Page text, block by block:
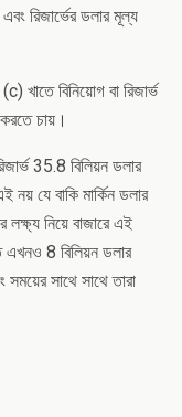
রিজার্ভের ডলার মূল্য
খাতে বিনিয়োগ বা রিজার্ভ
চায়।
35.8 বিলিয়ন ডলার
যে বাকি মার্কিন ডলার
লক্ষ্য নিয়ে বাজারে এই
এখনও 8 বিলিয়ন ডলার
সাথে সাথে তারা